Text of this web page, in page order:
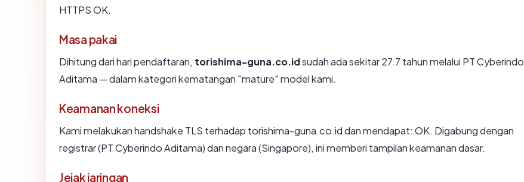
HTTPS OK.
Masa pakai
Dihitung dari hari pendaftaran, torishima-guna.co.idsudah ada sekitar 27.7 tahun melalui PT Cyberindo
Aditama — dalam kategori kematangan "mature" model kami.
Keamanan koneksi
Kami melakukan handshake TLS terhadap torishima-guna.co.id dan mendapat: OK. Digabung dengan
registrar (PT Cyberindo Aditama) dan negara (Singapore), ini memberi tampilan keamanan dasar.
Jejak jaringan